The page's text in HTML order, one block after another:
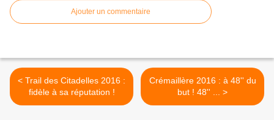
Ajouter un commentaire
< Trail des Citadelles 2016 :
fidèle à sa réputation !
Crémaillère 2016 : à 48'' du
but ! 48'' ... >